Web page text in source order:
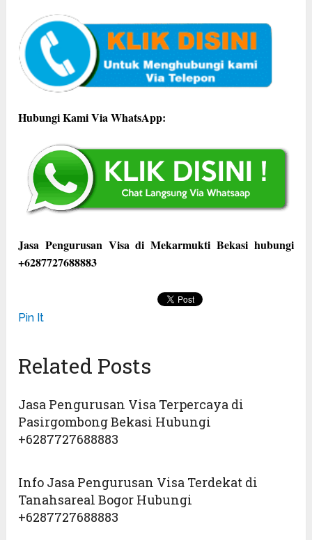
Hubungi Kami Via WhatsApp:
Jasa Pengurusan Visa di Mekarmukti Bekasi hubungi
+6287727688883
Pin It
Related Posts
Jasa Pengurusan Visa Terpercaya di
Pasirgombong Bekasi Hubungi
+6287727688883
Info Jasa Pengurusan Visa Terdekat di
Tanahsareal Bogor Hubungi
+6287727688883